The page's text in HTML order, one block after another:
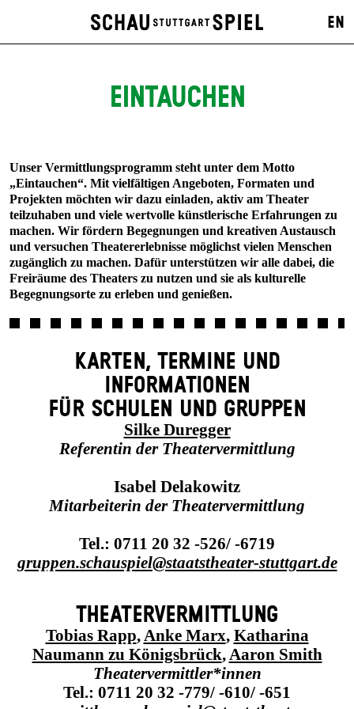
EN
EIN­TAUCHEN
Unser Vermittlungsprogramm steht unter dem Motto
„Eintauchen“. Mit vielfältigen Angeboten, Formaten und
Projekten möchten wir dazu einladen, aktiv am Theater
teilzuhaben und viele wertvolle künstlerische Erfahrungen zu
machen. Wir fördern Begegnungen und kreativen Austausch
und versuchen Theatererlebnisse möglichst vielen Menschen
zugänglich zu machen. Dafür unterstützen wir alle dabei, die
Freiräume des Theaters zu nutzen und sie als kulturelle
Begegnungsorte zu erleben und genießen.
KARTEN, TERMINE UND
INFORMATIONEN
FÜR SCHULEN UND GRUPPEN
Silke Duregger
Referentin der Theatervermittlung
Isabel Delakowitz
Mitarbeiterin der Theatervermittlung
Tel.: 0711 20 32 -526/ -6719
gruppen.​schauspiel​@staatstheater-stuttgart.de
THEATERVERMITTLUNG
Tobias Rapp,Anke Marx, Katharina
Naumann zu Königsbrück,Aaron Smith
Theatervermittler*innen
Tel.: 0711 20 32 -779/ -610/ -651